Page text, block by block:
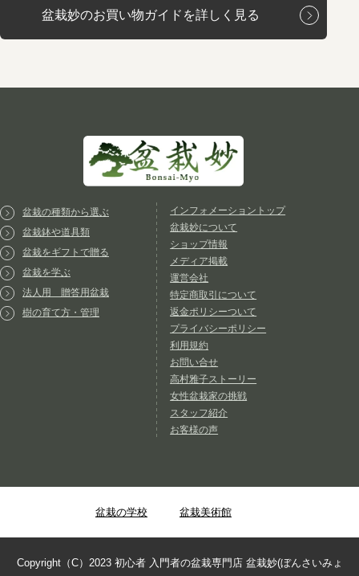
盆栽妙のお買い物ガイドを詳しく見る
盆栽の種類から選ぶ
盆栽鉢や道具類
盆栽をギフトで贈る
盆栽を学ぶ
法人用 贈答用盆栽
樹の育て方・管理
インフォメーショントップ
盆栽妙について
ショップ情報
メディア掲載
運営会社
特定商取引について
返金ポリシーついて
プライバシーポリシー
利用規約
お問い合せ
高村雅子ストーリー
女性盆栽家の挑戦
スタッフ紹介
お客様の声
盆栽の学校 盆栽美術館
Copyright（C）2023 初心者 入門者の盆栽専門店 盆栽妙(ぼんさいみょ